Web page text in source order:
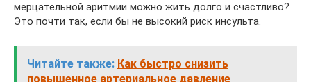
мерцательной аритмии можно жить долго и счастливо?
Это почти так, если бы не высокий риск инсульта.
Читайте также: Как быстро снизить
повышенное артериальное давление